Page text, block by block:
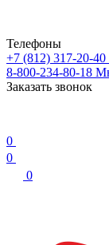
Телефоны
+7 (812) 317-20-40
8-800-234-80-18
Заказать звонок
0
0
0